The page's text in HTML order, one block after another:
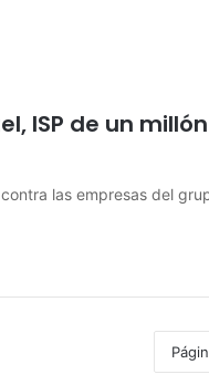
ISP de un
las empresas del